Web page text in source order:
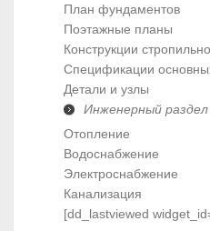
План фундаментов
Поэтажные планы
Конструкции
Спецификации
Детали и узлы
Инженерный раздел
Отопление
Водоснабжение
Электроснабжение
Канализация
[dd_lastviewed